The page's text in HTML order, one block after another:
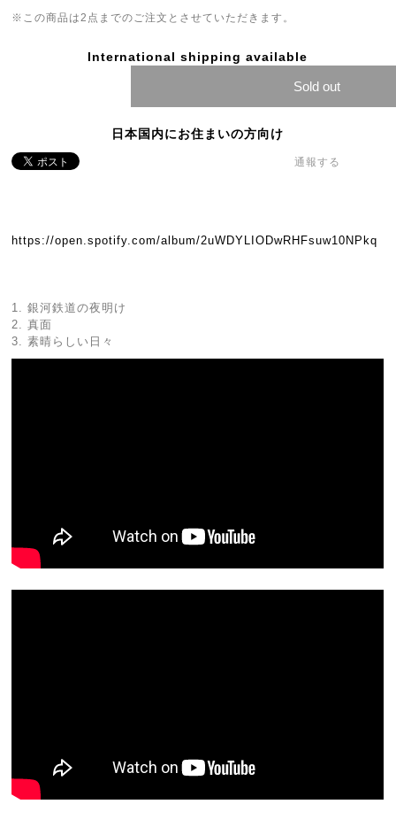
※この商品は2点までのご注文とさせていただきます。
International shipping available
Sold out
日本国内にお住まいの方向け
通報する
https://open.spotify.com/album/2uWDYLIODwRHFsuw10NPkq
1. 銀河鉄道の夜明け
2. 真面
3. 素晴らしい日々